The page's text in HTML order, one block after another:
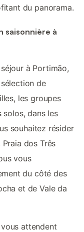
du panorama.
saisonnière à
à Portimão,
de
les groupes
solos, dans les
souhaitez résider
dos Três
vous
du côté des
et de Vale da
attendent